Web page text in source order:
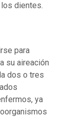
dientes.
para
su aireación
dos o tres
ya